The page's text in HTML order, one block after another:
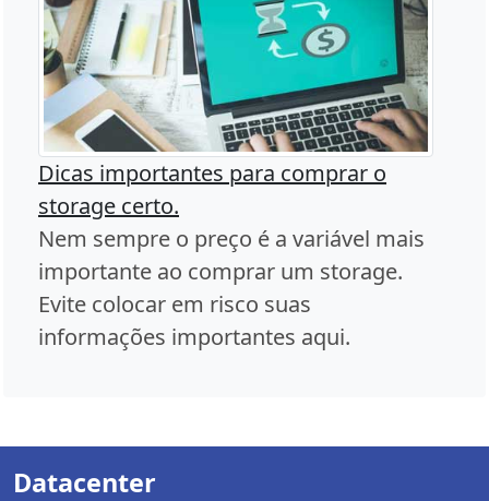
Dicas importantes para comprar o
storage certo.
Nem sempre o preço é a variável mais
importante ao comprar um storage.
Evite colocar em risco suas
informações importantes aqui.
Datacenter